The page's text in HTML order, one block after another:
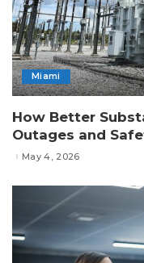
Miami
How Better
Outages and
May 4, 2026